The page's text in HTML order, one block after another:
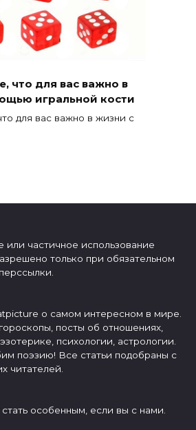
что для вас важно в
игральной кости
для вас важно в жизни с
частичное использование
только при обязательном
о самом интересном в мире.
посты об отношениях,
психологии, астрологии.
поэзию! Все статьи подобраны с
читателей.
особенным, если вы с нами.